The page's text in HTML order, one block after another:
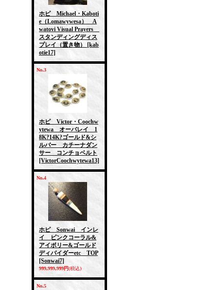
ホピ Michael・Kaboti
e（Lomawywesa） A
watovi Visual Prayers
スタンディングディス
プレイ（置き物）
[kab
otie17]
No.3
ホピ Victor・Coochw
ytewa オーバレイ 1
8K?14K?ゴールド&シ
ルバー カチーナダン
サー コンチョベルト
[VictorCoochwytewa13]
No.4
ホピ Sonwai インレ
イ ピンクコーラル&
アイボリー&ゴールド
ディバイダーetc TOP
[Sonwai7]
999,999,999円(税込)
No.5